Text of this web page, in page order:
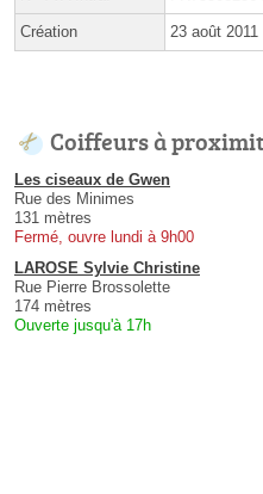
Création 23 août 2011
Coiffeurs à
Les ciseaux de Gwen
Rue des Minimes
131 mètres
Fermé, ouvre lundi à 9h00
LAROSE Sylvie Christine
Rue Pierre Brossolette
174 mètres
Ouverte jusqu'à 17h